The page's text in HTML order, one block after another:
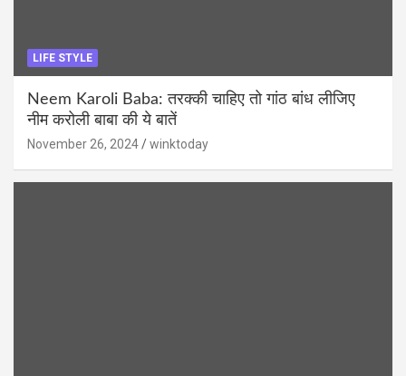
LIFE STYLE
Neem Karoli Baba: तरक्की चाहिए तो गांठ बांध लीजिए
नीम करोली बाबा की ये बातें
November 26, 2024 winktoday